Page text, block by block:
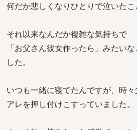
何だか悲しくなりひとりで泣いたこ
それ以来なんだか複雑な気持ちで
「お父さん彼女作ったら」みたい
した。
いつも一緒に寝てたんですが、時
アレを押し付けこすっていました。